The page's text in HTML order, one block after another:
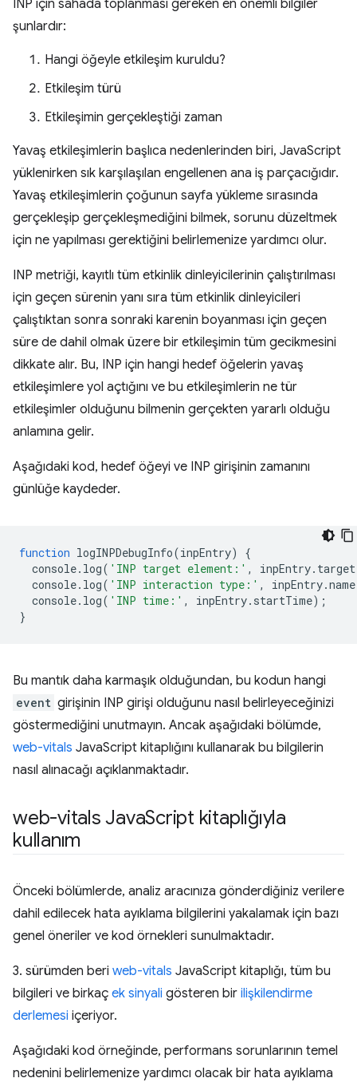
INP için sahada toplanması gereken en önemli bilgiler
şunlardır:
Hangi öğeyle etkileşim kuruldu?
Etkileşim türü
Etkileşimin gerçekleştiği zaman
Yavaş etkileşimlerin başlıca nedenlerinden biri, JavaScript
yüklenirken sık karşılaşılan engellenen ana iş parçacığıdır.
Yavaş etkileşimlerin çoğunun sayfa yükleme sırasında
gerçekleşip gerçekleşmediğini bilmek, sorunu düzeltmek
için ne yapılması gerektiğini belirlemenize yardımcı olur.
INP metriği, kayıtlı tüm etkinlik dinleyicilerinin çalıştırılması
için geçen sürenin yanı sıra tüm etkinlik dinleyicileri
çalıştıktan sonra sonraki karenin boyanması için geçen
süre de dahil olmak üzere bir etkileşimin tüm gecikmesini
dikkate alır. Bu, INP için hangi hedef öğelerin yavaş
etkileşimlere yol açtığını ve bu etkileşimlerin ne tür
etkileşimler olduğunu bilmenin gerçekten yararlı olduğu
anlamına gelir.
Aşağıdaki kod, hedef öğeyi ve INP girişinin zamanını
günlüğe kaydeder.
function logINPDebugInfo(inpEntry)
{
console. log( 'INP target element:' , inpEntry. target
console. log( 'INP interaction type:' , inpEntry.name
console. log( 'INP time:' , inpEntry. startTime);
}
Bu mantık daha karmaşık olduğundan, bu kodun hangi
event girişinin INP girişi olduğunu nasıl belirleyeceğinizi
göstermediğini unutmayın. Ancak aşağıdaki bölümde,
web-vitals JavaScript kitaplığını kullanarak bu bilgilerin
nasıl alınacağı açıklanmaktadır.
web-vitals JavaScript kitaplığıyla
kullanım
Önceki bölümlerde, analiz aracınıza gönderdiğiniz verilere
dahil edilecek hata ayıklama bilgilerini yakalamak için bazı
genel öneriler ve kod örnekleri sunulmaktadır.
3. sürümden beri web-vitals JavaScript kitaplığı, tüm bu
bilgileri ve birkaç ek sinyali gösteren bir ilişkilendirme
derlemesi içeriyor.
Aşağıdaki kod örneğinde, performans sorunlarının temel
nedenini belirlemenize yardımcı olacak bir hata ayıklama